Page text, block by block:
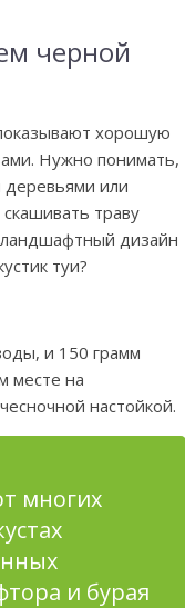
черной
хорошую
Нужно понимать,
деревьями или
траву
ландшафтный дизайн
туи?
и 150 грамм
месте на
настойкой.
многих
и бурая